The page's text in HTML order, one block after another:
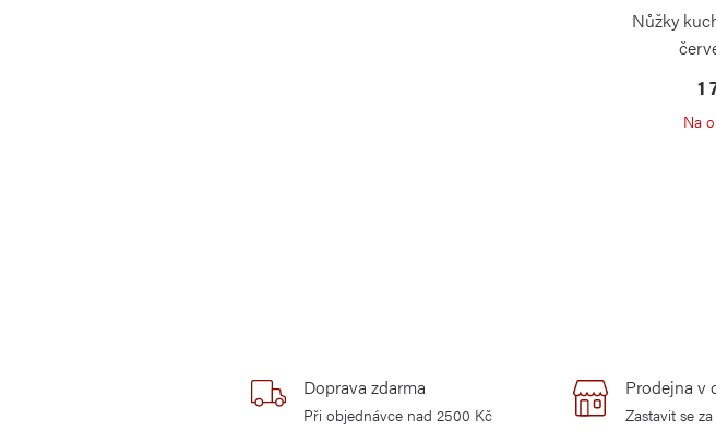
Nůžky
1
Na
Doprava zdarma
Při objednávce nad 2500 Kč
Prodejna v
Zastavit se